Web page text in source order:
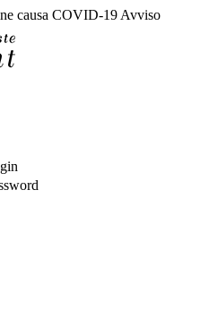
causa COVID-19 Avviso